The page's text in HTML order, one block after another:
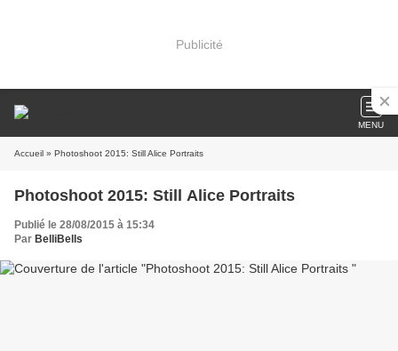
Publicité
MENU
Accueil » Photoshoot 2015: Still Alice Portraits
Photoshoot 2015: Still Alice Portraits
Publié le 28/08/2015 à 15:34
Par BelliBells